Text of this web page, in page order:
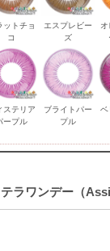
ットチョ
コ
エスプレビー
ズ
オ
ステリア
ープル
ブライトパー
プル
ベ
テラワンデー（